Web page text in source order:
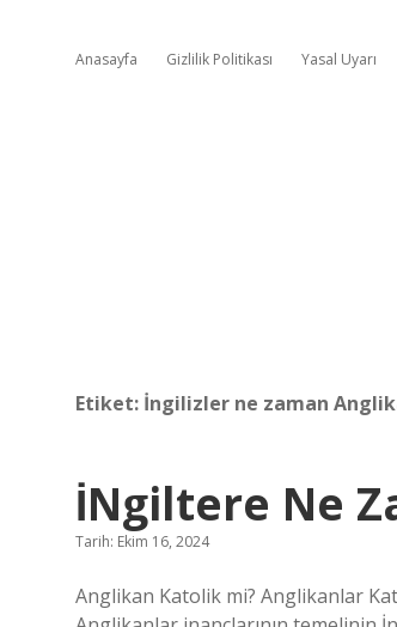
Anasayfa Gizlilik Politikası Yasal Uyarı
Etiket: İngilizler ne zaman
İNgiltere Ne
Tarih: Ekim 16, 2024
Anglikan Katolik mi? Anglikanlar